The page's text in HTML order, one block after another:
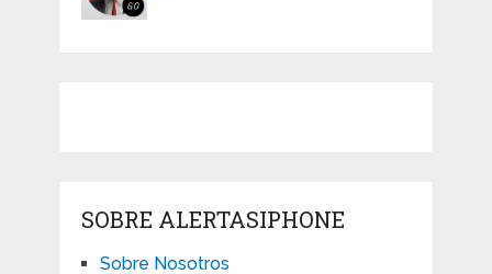
SOBRE ALERTASIPHONE
Sobre Nosotros